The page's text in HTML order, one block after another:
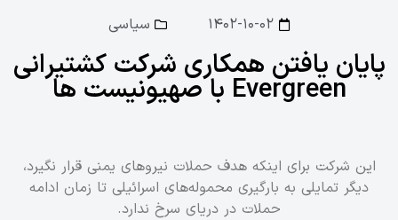
۱۴۰۲-۱۰-۰۲ سیاسی
پایان یافتن همکاری شرکت کشتیرانی
Evergreen با صهیونیست ها
این شرکت برای اینکه هدف حملات نیروهای یمنی قرار نگیرد،
دیگر تمایلی به بارگیری محموله‌های اسرائیلی تا زمان ادامه
حملات در دریای سرخ ندارد.